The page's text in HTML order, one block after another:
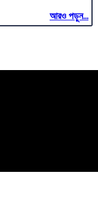
আরও পড়ুন...